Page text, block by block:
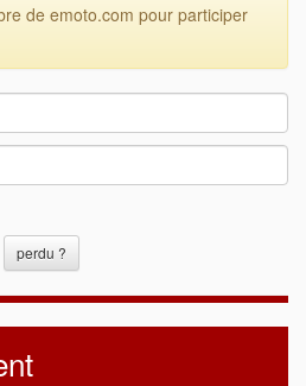
de emoto.com pour participer
perdu ?